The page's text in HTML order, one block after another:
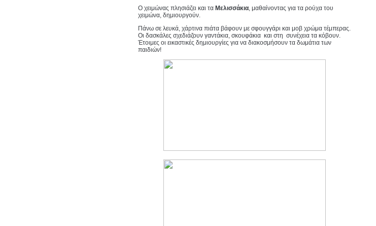
Ο χειμώνας πλησιάζει και τα Μελισσάκια, μαθαίνοντας για τα ρούχα του
χειμώνα, δημιουργούν.
Πάνω σε λευκά, χάρτινα πιάτα βάφουν με σφουγγάρι και μοβ χρώμα τέμπερας.
Οι δασκάλες σχεδιάζουν γαντάκια, σκουφάκια και στη συνέχεια τα κόβουν.
Έτοιμες οι εικαστικές δημιουργίες για να διακοσμήσουν τα δωμάτια των
παιδιών!